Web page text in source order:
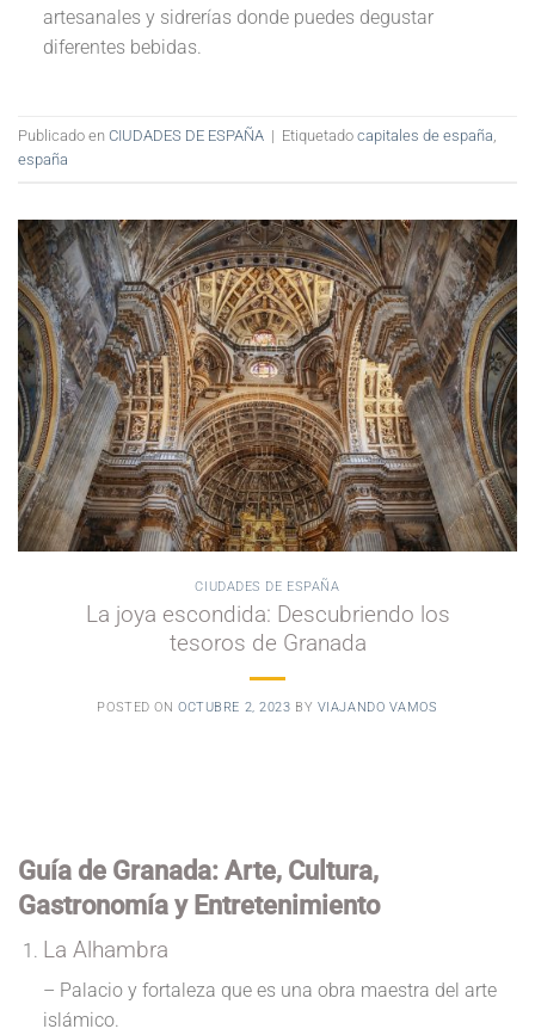
artesanales y sidrerías donde puedes degustar
diferentes bebidas.
Publicado en CIUDADES DE ESPAÑA | Etiquetado capitales de españa
españa
CIUDADES DE ESPAÑA
La joya escondida: Descubriendo los
tesoros de Granada
POSTED ONOCTUBRE 2, 2023 BY VIAJANDO VAMOS
Guía de Granada: Arte, Cultura,
Gastronomía y Entretenimiento
La Alhambra
– Palacio y fortaleza que es una obra maestra del arte
islámico.